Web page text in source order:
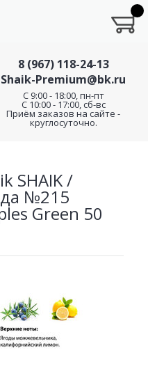
8 (967) 118-24-13
Shaik-Premium@bk.ru
C 9:00 - 18:00, пн-пт
С 10:00 - 17:00, сб-вс
Приём заказов на сайте -
круглосуточно.
SHAIK /
№215
Green 50